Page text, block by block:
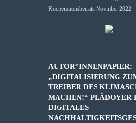
AUTOR*INNENPAPIER:
„DIGITALISIERUNG
TREIBER DES
MACHEN!“ PLÄDOYER
DIGITALES